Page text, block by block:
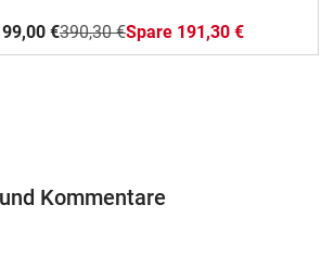
Normalpreises!
€390,30 €Spare 191,30 €
Kommentare